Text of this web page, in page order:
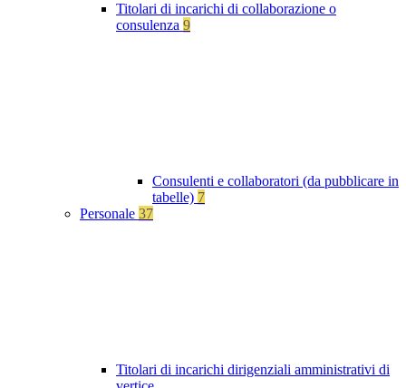
Titolari di incarichi di collaborazione o
consulenza 9
Consulenti e collaboratori (da pubblicare in
tabelle) 7
Personale 37
Titolari di incarichi dirigenziali amministrativi di